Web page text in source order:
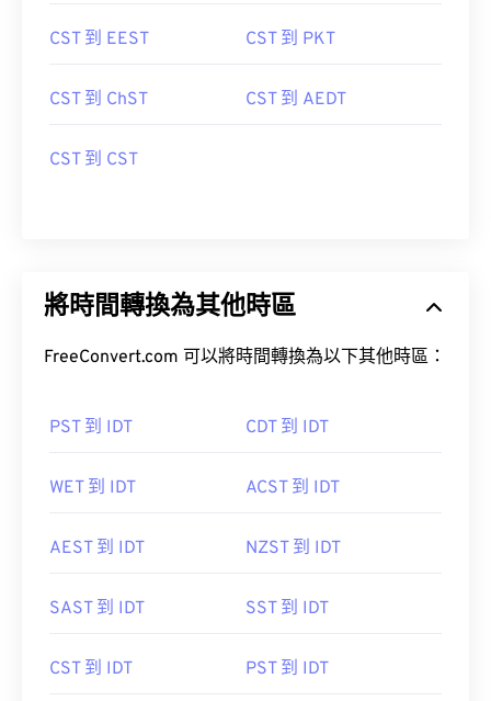
CST 到 EEST CST 到 PKT
CST 到 ChST CST 到 AEDT
CST 到 CST
將時間轉換為其他時區
FreeConvert.com 可以將時間轉換為以下其他時區：
PST 到 IDT CDT 到 IDT
WET 到 IDT ACST 到 IDT
AEST 到 IDT NZST 到 IDT
SAST 到 IDT SST 到 IDT
CST 到 IDT PST 到 IDT